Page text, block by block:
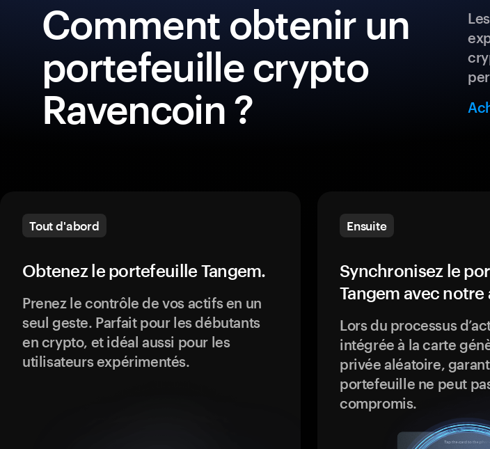
Comment obtenir un
portefeuille crypto
Ravencoin ?
Tout d'abord
Obtenez le portefeuille Tangem.
Prenez le contrôle de vos actifs en un
seul geste. Parfait pour les débutants
en crypto, et idéal aussi pour les
utilisateurs expérimentés.
Ensuite
Synchronisez le
Tangem avec
Lors du processus
intégrée à la carte
privée aléatoire,
portefeuille ne peut
compromis.